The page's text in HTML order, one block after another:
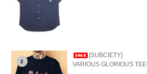
2
[SUBCIETY]
VARIOUS GLORIOUS TEE